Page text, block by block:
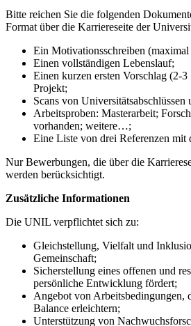
Bitte reichen Sie die folgenden
Format über die Karriereseite der
Ein Motivationsschreiben
Einen vollständigen Lebenslauf;
Einen kurzen ersten Vorschlag (2-
Projekt;
Scans von Universitätsabschlüssen
Arbeitsproben: Masterarbeit;
vorhanden; weitere…;
Eine Liste von drei Referenzen mit
Nur Bewerbungen, die über die
werden berücksichtigt.
Zusätzliche Informationen
Die UNIL verpflichtet sich zu:
Gleichstellung, Vielfalt und
Gemeinschaft;
Sicherstellung eines offenen und
persönliche Entwicklung fördert;
Angebot von Arbeitsbedingungen,
Balance erleichtern;
Unterstützung von